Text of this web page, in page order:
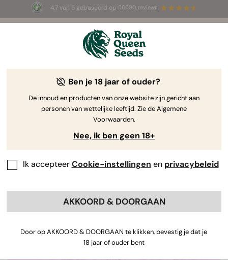
4.7 van 5 gebaseerd op 58690 reviews
☀️ Summer Sales: tot wel 50% korting
op geselecteerde producten! ⏤
The RQS Blog
Cannabis Lifestyle Blogs
Ben je 18 jaar of ouder?
De inhoud en producten van onze website zijn gericht aan
personen van wettelijke leeftijd. Zie de Algemene
Voorwaarden.
Nee, ik ben geen 18+
Ik accepteerCookie-instellingen en privacybeleid
AKKOORD & DOORGAAN
Door op AKKOORD & DOORGAAN te klikken, bevestig je dat je
18 jaar of ouder bent